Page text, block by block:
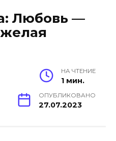
Любовь —
НА ЧТЕНИЕ
1 мин.
ОПУБЛИКОВАНО
27.07.2023